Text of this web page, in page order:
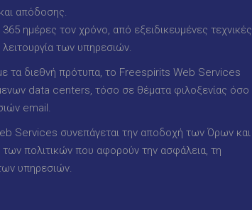
απόδοσης.
ημέρες τον χρόνο, από εξειδικευμένες τεχνικές
των υπηρεσιών.
τα διεθνή πρότυπα, το Freespirits Web Services
data centers, τόσο σε θέματα φιλοξενίας όσο
email.
Services συνεπάγεται την αποδοχή των Όρων και
πολιτικών που αφορούν την ασφάλεια, τη
υπηρεσιών.